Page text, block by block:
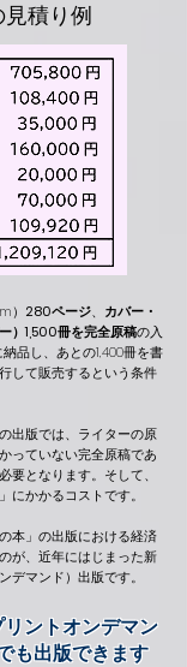
積り例
） 280ページ、 カバー・
）1,500冊を完全原稿の入
品し、あとの1,400冊を書
して販売するという条件
出版では、ライターの原
っていない完全原稿であ
要となります。そして、
にかかるコストです。
本」の出版における経済
が、近年にはじまった新
デマンド）出版です。
ントオンデマン
も出版できます